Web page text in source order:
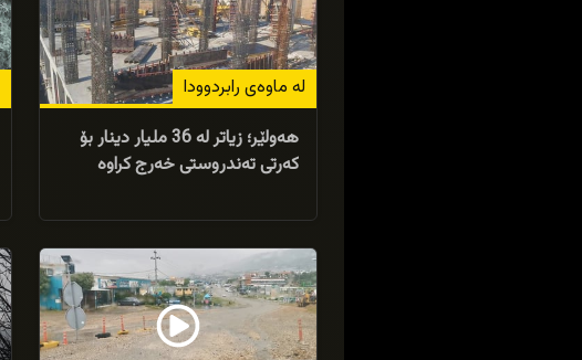
لە ماوەى رابردوودا
هەولێر؛ زیاتر لە 36 ملیار دینار بۆ
کەرتی تەندروستی خەرج کراوە